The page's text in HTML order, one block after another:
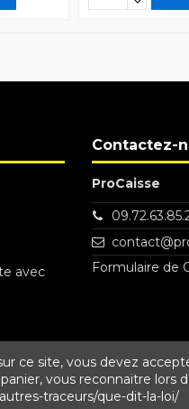
avec
Contactez-
ProCaisse
Formulaire de
ce site, vous devez
vous reconnaitre lors
traceurs/que-dit-la-loi/